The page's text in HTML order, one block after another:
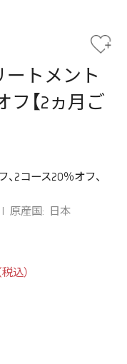
ートメント
フ【2ヵ月ご
、2コース20％オフ、
原産国: 日本